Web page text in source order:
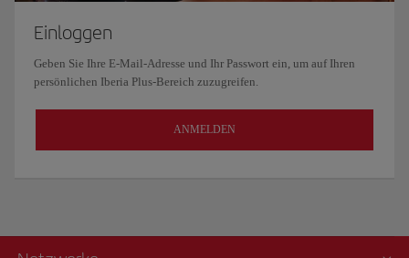
Einloggen
Geben Sie Ihre E-Mail-Adresse und Ihr Passwort ein, um auf Ihren
persönlichen Iberia Plus-Bereich zuzugreifen.
ANMELDEN